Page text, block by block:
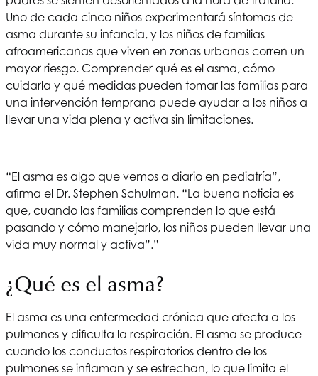
Uno de cada cinco niños experimentará síntomas de
asma durante su infancia, y los niños de familias
afroamericanas que viven en zonas urbanas corren un
mayor riesgo. Comprender qué es el asma, cómo
cuidarla y qué medidas pueden tomar las familias para
una intervención temprana puede ayudar a los niños a
llevar una vida plena y activa sin limitaciones.
“El asma es algo que vemos a diario en pediatría”,
afirma el Dr. Stephen Schulman. “La buena noticia es
que, cuando las familias comprenden lo que está
pasando y cómo manejarlo, los niños pueden llevar una
vida muy normal y activa”.”
¿Qué es el asma?
El asma es una enfermedad crónica que afecta a los
pulmones y dificulta la respiración. El asma se produce
cuando los conductos respiratorios dentro de los
pulmones se inflaman y se estrechan, lo que limita el